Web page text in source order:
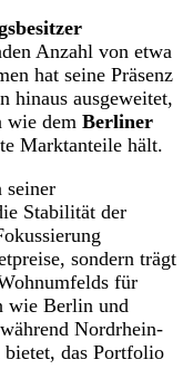
Anzahl von etwa
hat seine Präsenz
hinaus ausgeweitet,
wie dem Berliner
Marktanteile hält.
seiner
Stabilität der
sondern trägt
für
wie Berlin und
Nordrhein-
bietet, das Portfolio